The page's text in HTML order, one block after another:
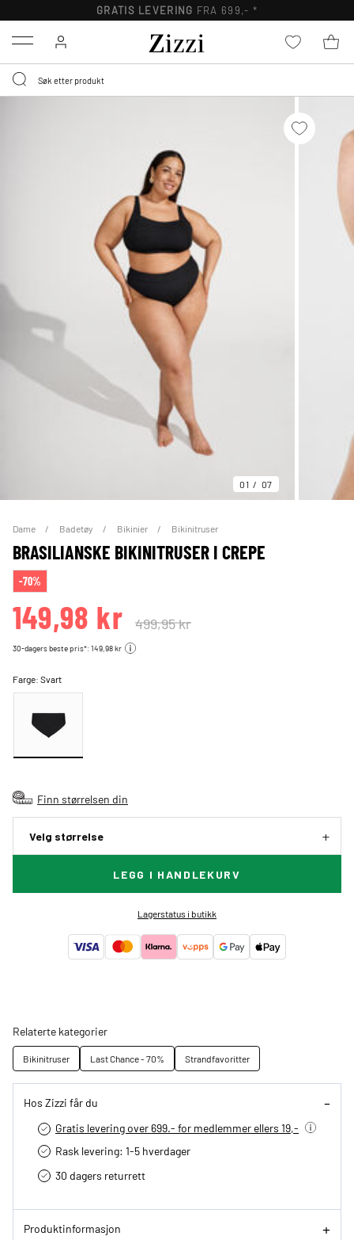
GRATIS LEVERING FRA 699,- *
Menu
01 07
Dame Badetøy Bikinier Bikinitruser
BRASILIANSKE BIKINITRUSER I CREPE
-70%
149,98 kr 499,95 kr
30-dagers beste pris*: 149,98 kr
Farge:Svart
Finn størrelsen din
Velg størrelse
LEGG I HANDLEKURV
Lagerstatus i butikk
Relaterte kategorier
Bikinitruser Last Chance - 70% Strandfavoritter
Hos Zizzi får du
Gratis levering over 699.- for medlemmer ellers 19,-
Rask levering: 1-5 hverdager
30 dagers returrett
Produktinformasjon